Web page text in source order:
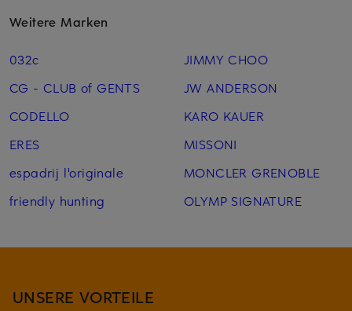
Weitere Marken
032c
CG - CLUB of GENTS
CODELLO
ERES
espadrij l'originale
friendly hunting
JIMMY CHOO
JW ANDERSON
KARO KAUER
MISSONI
MONCLER GRENOBLE
OLYMP SIGNATURE
UNSERE VORTEILE